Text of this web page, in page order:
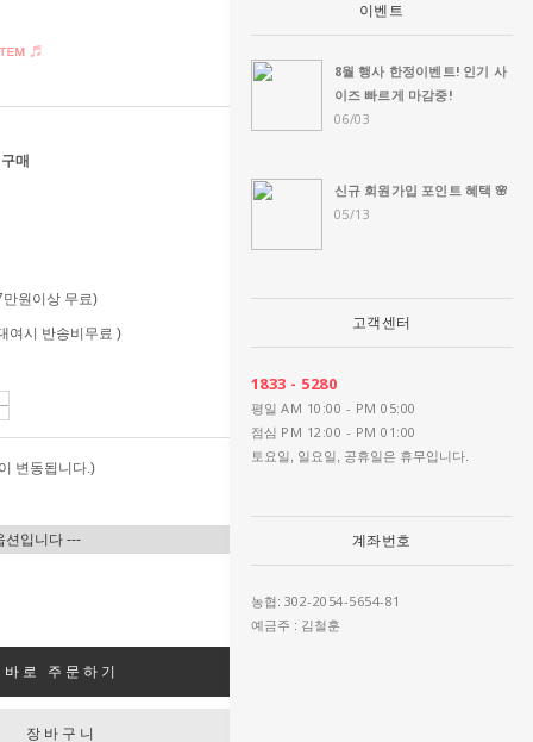
이벤트
8월 행사 한정이벤트! 인기 사
이즈 빠르게 마감중!
06/03
신규 회원가입 포인트 혜택 🌸
05/13
고객센터
1833 - 5280
평일 AM 10:00 - PM 05:00
점심 PM 12:00 - PM 01:00
토요일, 일요일, 공휴일은 휴무입니다.
계좌번호
농협: 302-2054-5654-81
예금주 : 김철훈
매
원이상 무료)
여시 반송비무료 )
변동됩니다.)
바로 주문하기
장바구니